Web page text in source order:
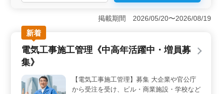
＜経験を活かせる調理職＞ この求人は、調理経験が1年
以上ある方に最適です。野菜を中心にした日替り弁当や
ランチメニューの調理を担当するため、これまでのスキ
ルを活かして働けます。ベテラン層も多く活躍してお
り、特に和食・洋食両方の経験がある方には魅力的な環
境です。 ＜安心の勤務環境と高収入＞ 年収は300万
円から500万円と、安定した収入が期待できます。加え
を見据えた働き方が可能です。また、土日祝が休みで、
残業も少ないため、ワークライフバランスを重視する方
掲載期間 2026/05/20〜2026/08/19
新着
電気工事施工管理《中高年活躍中・増員募
集》
【電気工事施工管理】募集 大企業や官公庁
から受注を受け、ビル・商業施設・学校など